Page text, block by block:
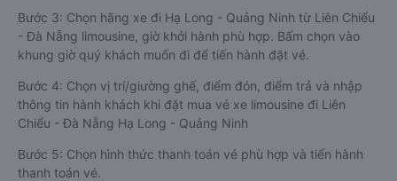
Bước 3: Chọn hãng xe đi Hạ Long - Quảng Ninh từ Liên Chiểu
- Đà Nẵng limousine, giờ khởi hành phù hợp. Bấm chọn vào
khung giờ quý khách muốn đi để tiến hành đặt vé.
Bước 4: Chọn vị trí/giường ghế, điểm đón, điểm trả và nhập
thông tin hành khách khi đặt mua vé xe limousine đi Liên
Chiểu - Đà Nẵng Hạ Long - Quảng Ninh
Bước 5: Chọn hình thức thanh toán vé phù hợp và tiến hành
thanh toán vé.